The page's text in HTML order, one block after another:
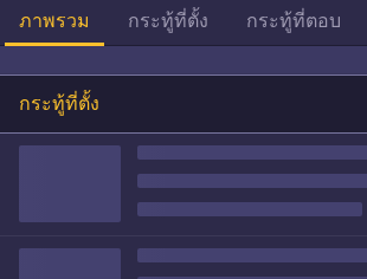
ภาพรวม กระทู้ที่ตั้ง กระทู้ที่ตอบ
กระทู้ที่ตั้ง